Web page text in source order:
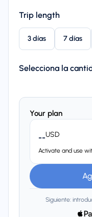
Trip length
3 días 7 días
Selecciona la
Your plan
--USD
Activate and use
Siguiente: